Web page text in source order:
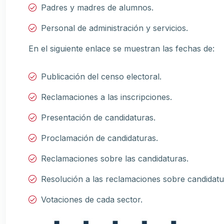
Padres y madres de alumnos.
Personal de administración y servicios.
En el siguiente enlace se muestran las fechas de:
Publicación del censo electoral.
Reclamaciones a las inscripciones.
Presentación de candidaturas.
Proclamación de candidaturas.
Reclamaciones sobre las candidaturas.
Resolución a las reclamaciones sobre
Votaciones de cada sector.